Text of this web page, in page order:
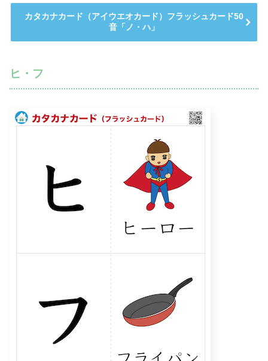
カタカナカード（アイウエオカード）フラッシュカード50
音「ノ・ハ」
ヒ・フ